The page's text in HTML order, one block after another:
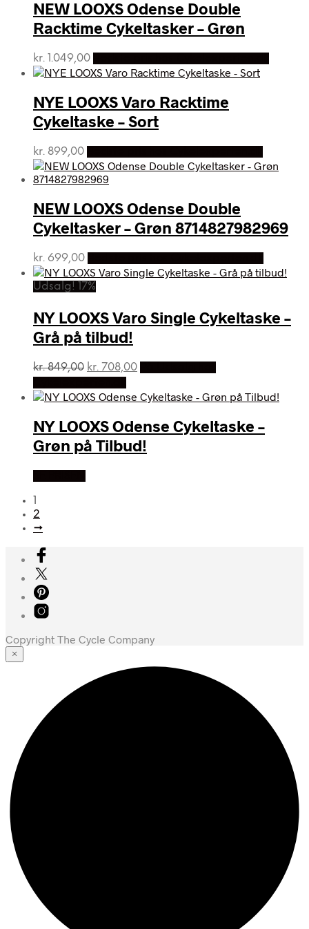
NEW LOOXS Odense Double
Racktime Cykeltasker – Grøn
kr. 1.049,00
NYE LOOXS Varo Racktime
Cykeltaske – Sort
kr. 899,00
NEW LOOXS Odense Double
Cykeltasker – Grøn 8714827982969
kr. 699,00
Udsalg! 17%
NY LOOXS Varo Single Cykeltaske –
Grå på tilbud!
kr.849,00 Den
oprindelige
pris
kr. 849,00.
kr. 708,00Den
pris
er:
kr. 708,00.
NY LOOXS Odense Cykeltaske –
Grøn på Tilbud!
1
2
→
Copyright The Cycle Company
×